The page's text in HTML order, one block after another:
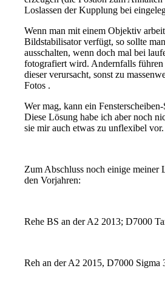
Loslassen der Kupplung bei
Wenn man mit einem Objektiv
Bildstabilisator verfügt, so sollte
ausschalten, wenn doch mal bei
fotografiert wird. Andernfalls
dieser verursacht, sonst zu
Fotos .
Wer mag, kann ein
Diese Lösung habe ich aber noch
sie mir auch etwas zu unflexibel vor.
Zum Abschluss noch einige meiner
den Vorjahren:
Rehe BS an der A2 2013; D7000
Reh an der A2 2015, D7000